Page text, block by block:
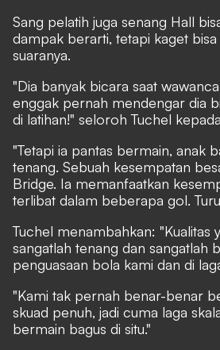
Sang pelatih juga senang Hall
dampak berarti, tetapi kaget
suaranya.
"Dia banyak bicara saat
enggak pernah mendengar dia
di latihan!" seloroh Tuchel kepada
"Tetapi ia pantas bermain, anak
tenang. Sebuah kesempatan
Bridge. Ia memanfaatkan
terlibat dalam beberapa gol.
Tuchel menambahkan: "Kualitas
sangatlah tenang dan sangatlah
penguasaan bola kami dan di
"Kami tak pernah benar-benar
skuad penuh, jadi cuma laga
bermain bagus di situ."